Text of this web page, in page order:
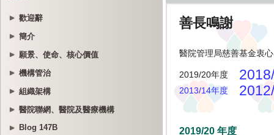
歡迎辭
簡介
願景、使命、核心價值
機構管治
組織架構
醫院聯網、醫院及醫療機構
Blog 147B